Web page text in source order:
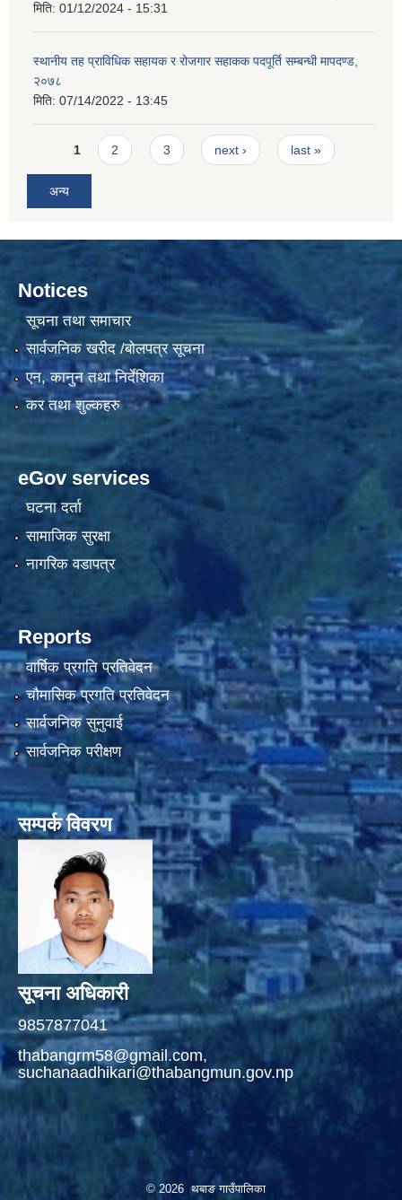
मिति: 01/12/2024 - 15:31
स्थानीय तह प्राविधिक सहायक र रोजगार सहाकक पदपूर्ति सम्बन्धी मापदण्ड,
२०७८
मिति: 07/14/2022 - 13:45
Pages
1 2 3 next › last »
अन्य
Notices
सूचना तथा समाचार
सार्वजनिक खरीद /बोलपत्र सूचना
एन, कानुन तथा निर्देशिका
कर तथा शुल्कहरु
eGov services
घटना दर्ता
सामाजिक सुरक्षा
नागरिक वडापत्र
Reports
वार्षिक प्रगति प्रतिवेदन
चौमासिक प्रगति प्रतिवेदन
सार्वजनिक सुनुवाई
सार्वजनिक परीक्षण
सम्पर्क विवरण
सूचना अधिकारी
9857877041
thabangrm58@gmail.com,
suchanaadhikari@thabangmun.gov.np
© 2026 थबाङ गाउँपालिका